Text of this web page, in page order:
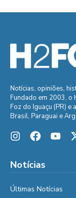
Notícias, opiniões,
Fundado em 2003,
Foz do Iguaçu (PR)
Brasil, Paraguai e
Notícias
Últimas Notícias